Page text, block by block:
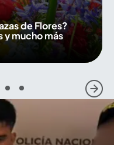
de Flores?
y mucho más
4 5